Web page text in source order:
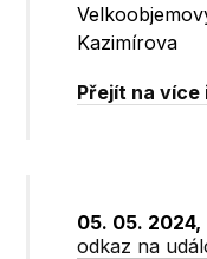
Kazimírova
Přejít na
05. 05.
odkaz na